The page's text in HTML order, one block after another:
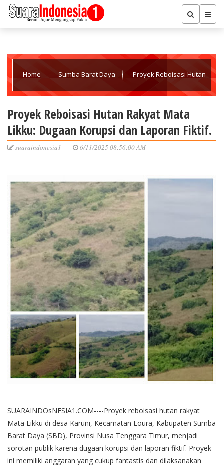
Home Sumba Barat Daya Proyek Reboisasi Hutan
Proyek Reboisasi Hutan Rakyat Mata
Likku: Dugaan Korupsi dan Laporan Fiktif.
suaraindonesia1 6/11/2025 08:56:00 AM
SUARAINDOsNESIA1.COM----Proyek reboisasi hutan rakyat
Mata Likku di desa Karuni, Kecamatan Loura, Kabupaten Sumba
Barat Daya (SBD), Provinsi Nusa Tenggara Timur, menjadi
sorotan publik karena dugaan korupsi dan laporan fiktif. Proyek
ini memiliki anggaran yang cukup fantastis dan dilaksanakan